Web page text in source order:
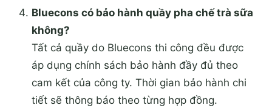
Bluecons có bảo hành quầy pha chế trà sữa
không?
Tất cả quầy do Bluecons thi công đều được
áp dụng chính sách bảo hành đầy đủ theo
cam kết của công ty. Thời gian bảo hành chi
tiết sẽ thông báo theo từng hợp đồng.